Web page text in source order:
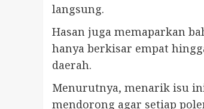
langsung.
Hasan juga memaparkan
hanya berkisar empat
daerah.
Menurutnya, menarik isu
mendorong agar setiap